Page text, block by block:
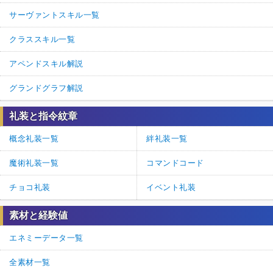
サーヴァントスキル一覧
クラススキル一覧
アペンドスキル解説
グランドグラフ解説
礼装と指令紋章
概念礼装一覧 絆礼装一覧
魔術礼装一覧 コマンドコード
チョコ礼装 イベント礼装
素材と経験値
エネミーデータ一覧
全素材一覧